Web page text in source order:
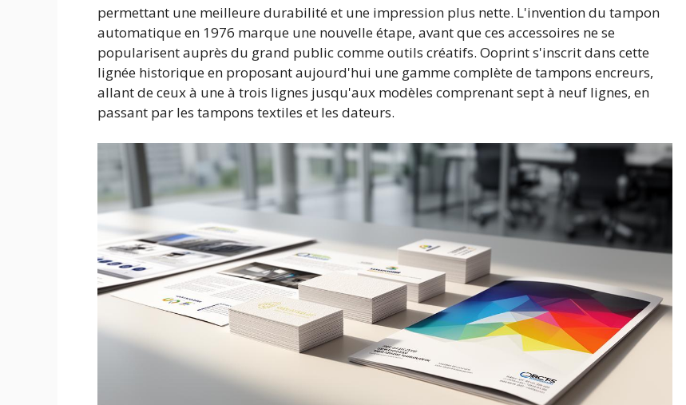
permettant une meilleure durabilité et une impression plus nette. L'invention du tampon
automatique en 1976 marque une nouvelle étape, avant que ces accessoires ne se
popularisent auprès du grand public comme outils créatifs. Ooprint s'inscrit dans cette
lignée historique en proposant aujourd'hui une gamme complète de tampons encreurs,
allant de ceux à une à trois lignes jusqu'aux modèles comprenant sept à neuf lignes, en
passant par les tampons textiles et les dateurs.